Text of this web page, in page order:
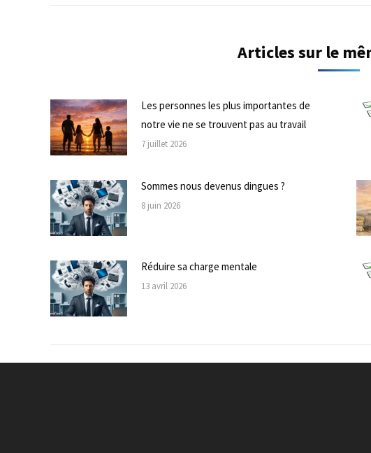
Articles sur le
Les personnes les plus importantes de
notre vie ne se trouvent pas au travail
7 juillet 2026
Sommes nous devenus dingues ?
8 juin 2026
Réduire sa charge mentale
13 avril 2026